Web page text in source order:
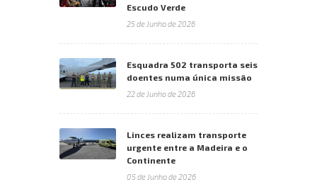
Escudo Verde
25 de Junho de 2026
Esquadra 502 transporta seis
doentes numa única missão
22 de Junho de 2026
Linces realizam transporte
urgente entre a Madeira e o
Continente
05 de Junho de 2026